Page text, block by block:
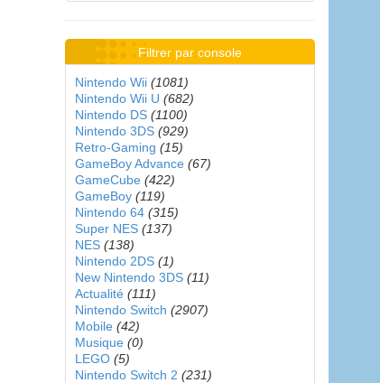
Filtrer par console
Nintendo Wii (1081)
Nintendo Wii U (682)
Nintendo DS (1100)
Nintendo 3DS (929)
Retro-Gaming (15)
GameBoy Advance (67)
GameCube (422)
GameBoy (119)
Nintendo 64 (315)
Super NES (137)
NES (138)
Nintendo 2DS (1)
New Nintendo 3DS (11)
Actualité (111)
Nintendo Switch (2907)
Mobile (42)
Musique (0)
LEGO (5)
Nintendo Switch 2 (231)